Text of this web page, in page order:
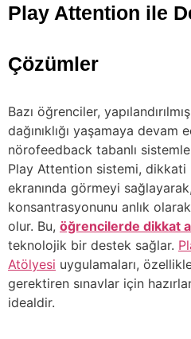
Play Attention ile
Çözümler
Bazı öğrenciler,
dağınıklığı yaşamaya devam
nörofeedback tabanlı
Play Attention sistemi,
ekranında görmeyi
konsantrasyonunu anlık
olur. Bu, öğrencilerde dikkat
teknolojik bir destek sağlar.
Atölyesi uygulamaları,
gerektiren sınavlar için
idealdir.